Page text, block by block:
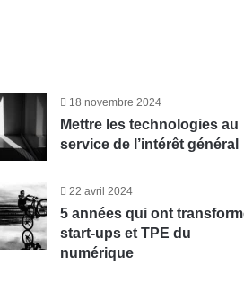
18 novembre 2024
Mettre les technologies au
service de l’intérêt général
22 avril 2024
5 années qui ont
start-ups et TPE du
numérique